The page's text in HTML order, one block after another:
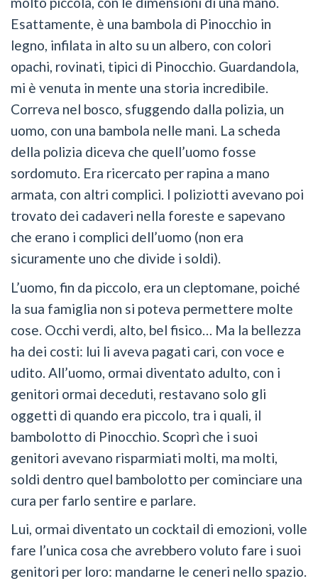
Esattamente, è una bambola di Pinocchio in
legno, infilata in alto su un albero, con colori
opachi, rovinati, tipici di Pinocchio. Guardandola,
mi è venuta in mente una storia incredibile.
Correva nel bosco, sfuggendo dalla polizia, un
uomo, con una bambola nelle mani. La scheda
della polizia diceva che quell’uomo fosse
sordomuto. Era ricercato per rapina a mano
armata, con altri complici. I poliziotti avevano poi
trovato dei cadaveri nella foreste e sapevano
che erano i complici dell’uomo (non era
sicuramente uno che divide i soldi).
L’uomo, fin da piccolo, era un cleptomane, poiché
la sua famiglia non si poteva permettere molte
cose. Occhi verdi, alto, bel fisico… Ma la bellezza
ha dei costi: lui li aveva pagati cari, con voce e
udito. All’uomo, ormai diventato adulto, con i
genitori ormai deceduti, restavano solo gli
oggetti di quando era piccolo, tra i quali, il
bambolotto di Pinocchio. Scoprì che i suoi
genitori avevano risparmiati molti, ma molti,
soldi dentro quel bambolotto per cominciare una
cura per farlo sentire e parlare.
Lui, ormai diventato un cocktail di emozioni, volle
fare l’unica cosa che avrebbero voluto fare i suoi
genitori per loro: mandarne le ceneri nello spazio.